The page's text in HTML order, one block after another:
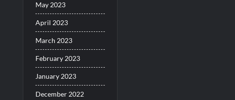
May 2023
April 2023
March 2023
February 2023
January 2023
December 2022